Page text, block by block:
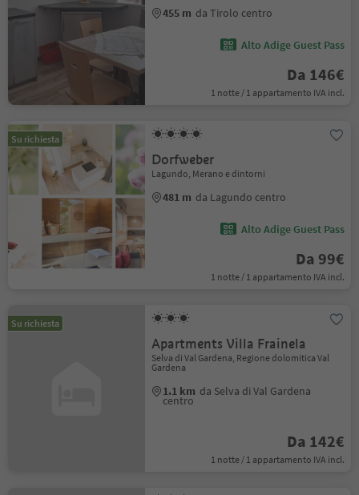
455 m da Tirolo centro
Alto Adige Guest Pass
Da 146€
1 notte / 1 appartamento IVA incl.
Su richiesta
Dorfweber
Lagundo, Merano e dintorni
481 m da Lagundo centro
Alto Adige Guest Pass
Da 99€
1 notte / 1 appartamento IVA incl.
Su richiesta
Apartments Villa Frainela
Selva di Val Gardena, Regione dolomitica Val
Gardena
1.1 km da Selva di Val Gardena
centro
Da 142€
1 notte / 1 appartamento IVA incl.